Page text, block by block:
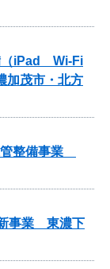
（iPad Wi-Fi
加茂市・北方
管整備事業
新事業 東濃下